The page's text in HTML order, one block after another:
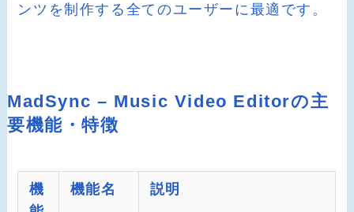
ンツを制作する全てのユーザーに最適です。
MadSync – Music Video Editorの主
要機能・特徴
機
機能名 説明